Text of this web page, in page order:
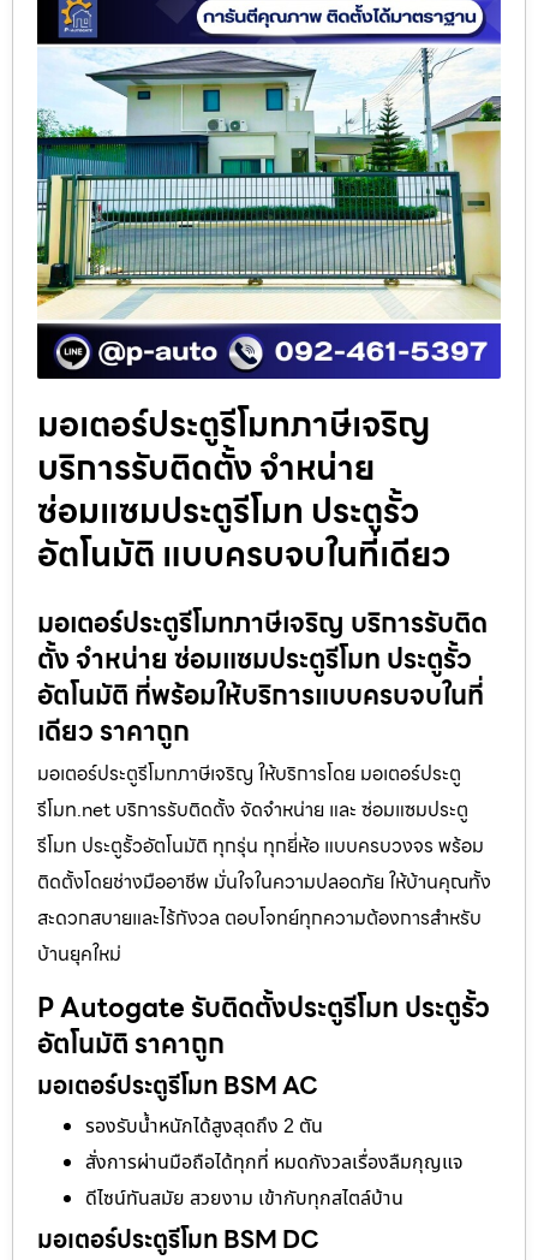
มอเตอร์ประตูรีโมทภาษีเจริญ
บริการรับติดตั้ง จำหน่าย
ซ่อมแซมประตูรีโมท ประตูรั้ว
อัตโนมัติ แบบครบจบในที่เดียว
มอเตอร์ประตูรีโมทภาษีเจริญ บริการรับติด
ตั้ง จำหน่าย ซ่อมแซมประตูรีโมท ประตูรั้ว
อัตโนมัติ ที่พร้อมให้บริการแบบครบจบในที่
เดียว ราคาถูก
มอเตอร์ประตูรีโมทภาษีเจริญ ให้บริการโดย มอเตอร์ประตู
รีโมท.net บริการรับติดตั้ง จัดจำหน่าย และ ซ่อมแซมประตู
รีโมท ประตูรั้วอัตโนมัติ ทุกรุ่น ทุกยี่ห้อ แบบครบวงจร พร้อม
ติดตั้งโดยช่างมืออาชีพ มั่นใจในความปลอดภัย ให้บ้านคุณทั้ง
สะดวกสบายและไร้กังวล ตอบโจทย์ทุกความต้องการสำหรับ
บ้านยุคใหม่
P Autogate รับติดตั้งประตูรีโมท ประตูรั้ว
อัตโนมัติ ราคาถูก
มอเตอร์ประตูรีโมท BSM AC
รองรับน้ำหนักได้สูงสุดถึง 2 ตัน
สั่งการผ่านมือถือได้ทุกที่ หมดกังวลเรื่องลืมกุญแจ
ดีไซน์ทันสมัย สวยงาม เข้ากับทุกสไตล์บ้าน
มอเตอร์ประตูรีโมท BSM DC